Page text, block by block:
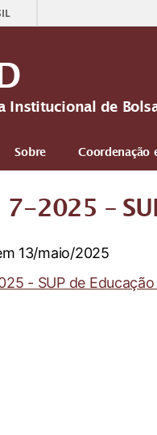
Institucional de
Sobre Coordenação
2025 –
13/maio/2025
- SUP de